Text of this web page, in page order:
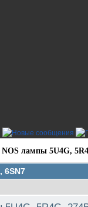
лампы 5U4G,
6SN7